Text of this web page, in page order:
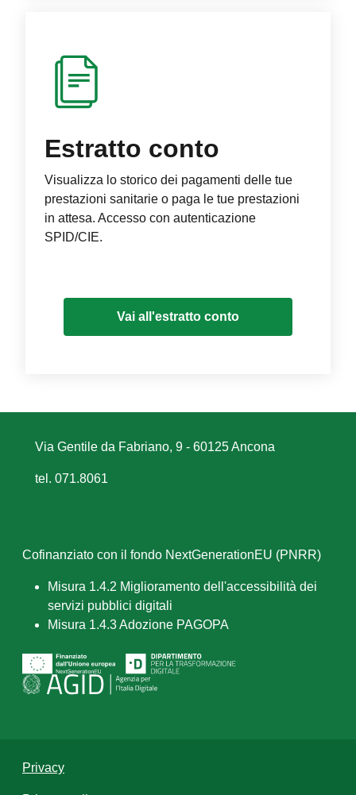
Estratto conto
Visualizza lo storico dei pagamenti delle tue
prestazioni sanitarie o paga le tue prestazioni
in attesa. Accesso con autenticazione
SPID/CIE.
Vai all'estratto conto
Via Gentile da Fabriano, 9 - 60125 Ancona
tel. 071.8061
Cofinanziato con il fondo NextGenerationEU (PNRR)
Misura 1.4.2 Miglioramento dell'accessibilità dei
servizi pubblici digitali
Misura 1.4.3 Adozione PAGOPA
Privacy